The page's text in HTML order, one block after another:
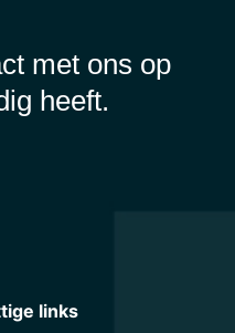
met ons op
heeft.
links